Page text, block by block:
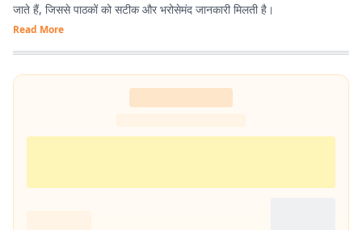
जाते हैं, जिससे पाठकों को सटीक और भरोसेमंद जानकारी मिलती है।
Read More